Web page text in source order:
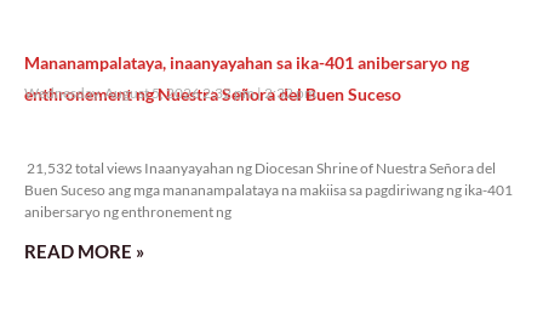
Mananampalataya, inaanyayahan sa ika-401 anibersaryo ng
enthronement ng Nuestra Señora del Buen Suceso
Wednesday, August 5, 2026 2:32 pm 2:32 pm
21,532 total views Inaanyayahan ng Diocesan Shrine of Nuestra Señora del
Buen Suceso ang mga mananampalataya na makiisa sa pagdiriwang ng ika-401
anibersaryo ng enthronement ng
READ MORE »